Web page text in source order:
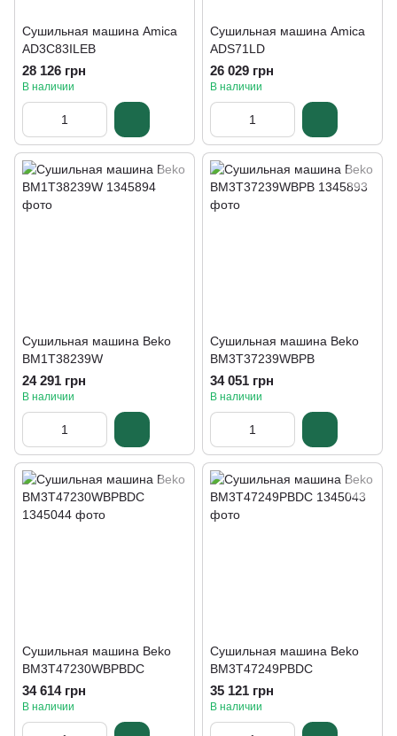
Сушильная машина Amica
AD3C83ILEB
28 126 грн
В наличии
Сушильная машина Amica
ADS71LD
26 029 грн
В наличии
Сушильная машина Beko
BM1T38239W
24 291 грн
В наличии
Сушильная машина Beko
BM3T37239WBPB
34 051 грн
В наличии
Сушильная машина Beko
BM3T47230WBPBDC
34 614 грн
В наличии
Сушильная машина Beko
BM3T47249PBDC
35 121 грн
В наличии